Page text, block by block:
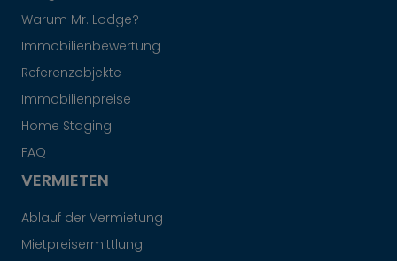
Warum Mr. Lodge?
Immobilienbewertung
Referenzobjekte
Immobilienpreise
Home Staging
FAQ
VERMIETEN
Ablauf der Vermietung
Mietpreisermittlung